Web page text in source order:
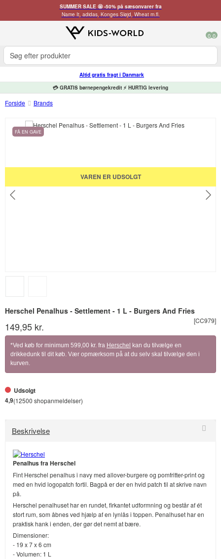
SUMMER SALE 🤩 -50% på sæsonvarer fra
Name It, adidas, Konges Sløjd, Wheat m.fl.
0 0
Altid gratis fragt i Danmark
💳 GRATIS børnepengekredit ⚡ HURTIG levering
Forside Brands
VAREN ER UDSOLGT
FÅ EN GAVE
Herschel Penalhus - Settlement - 1 L - Burgers And Fries
[CC979]
149,95 kr.
*Ved køb for minimum 599,00 kr. fra Herschel
kan du tilvælge en
drikkedunk til dit køb. Vær opmærksom på at du selv skal tilvælge den i
kurven.
Udsolgt
4,9(12500 shopanmeldelser)
Beskrivelse
Penalhus fra Herschel
Fint Herschel penalhus i navy med allover-burgere og pomfritter-print og
med en hvid logopatch fortil. Bagpå er der en hvid patch til at skrive navn
på.
Herschel penalhuset har en rundet, firkantet udformning og består af ét
stort rum, som åbnes ved hjælp af en lynlås i toppen. Penalhuset har en
praktisk hank i enden, der gør det nemt at bære.
Dimensioner:
- 19 x 7 x 6 cm
- Volumen: 1 L